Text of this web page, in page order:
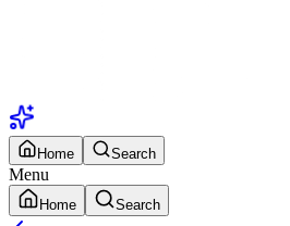
Home Search
Menu
Home Search